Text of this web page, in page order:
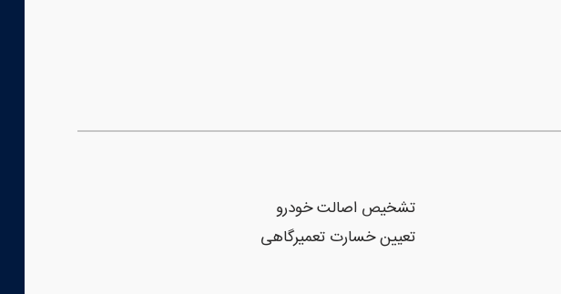
تشخیص اصالت خودرو
تعیین خسارت تعمیرگاهی